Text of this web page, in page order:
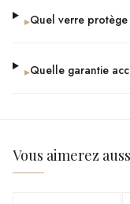
▸Quel verre
▸Quelle garantie
Vous aimerez